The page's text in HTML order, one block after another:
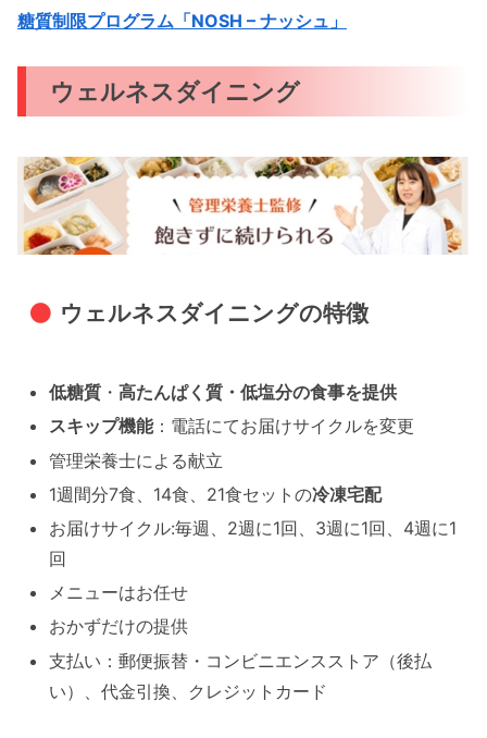
糖質制限プログラム「NOSH – ナッシュ」
ウェルネスダイニング
ウェルネスダイニングの特徴
低糖質 ・高たんぱく質・低塩分の食事を提供
スキップ機能：電話にてお届けサイクルを変更
管理栄養士による献立
1週間分7食、14食、21食セットの冷凍宅配
お届けサイクル:毎週、2週に1回、3週に1回、4週に1
回
メニューはお任せ
おかずだけの提供
支払い：郵便振替・コンビニエンスストア（後払
い）、代金引換、クレジットカード